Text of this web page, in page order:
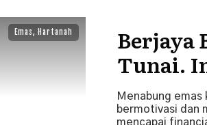
Emas, Hartanah
Berjaya
Tunai.
Menabung
bermotivasi dan
mencapai